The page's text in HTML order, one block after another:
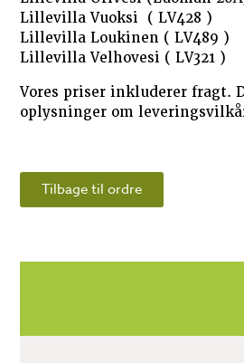
Lillevilla Vuoksi ( LV428 )
Lillevilla Loukinen ( LV489 )
Lillevilla Velhovesi ( LV321 )
Vores priser inkluderer fragt.
oplysninger om
Tilbage til ordre